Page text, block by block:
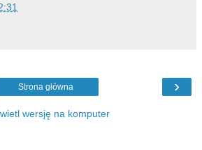
›
Strona główna
wersję na komputer